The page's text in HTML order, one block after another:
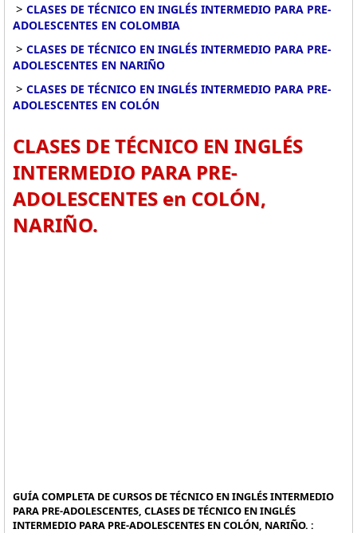
> CLASES DE TÉCNICO EN INGLÉS INTERMEDIO PARA PRE-
ADOLESCENTES EN COLOMBIA
> CLASES DE TÉCNICO EN INGLÉS INTERMEDIO PARA PRE-
ADOLESCENTES EN NARIÑO
> CLASES DE TÉCNICO EN INGLÉS INTERMEDIO PARA PRE-
ADOLESCENTES EN COLÓN
CLASES DE TÉCNICO EN INGLÉS
INTERMEDIO PARA PRE-
ADOLESCENTES en COLÓN,
NARIÑO.
GUÍA COMPLETA DE CURSOS DE TÉCNICO EN INGLÉS INTERMEDIO
PARA PRE-ADOLESCENTES, CLASES DE TÉCNICO EN INGLÉS
INTERMEDIO PARA PRE-ADOLESCENTES EN COLÓN, NARIÑO. :